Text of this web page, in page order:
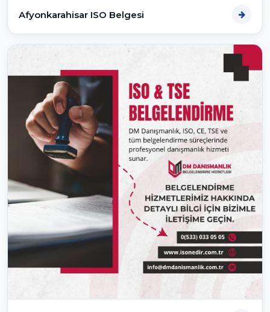
Afyonkarahisar ISO Belgesi